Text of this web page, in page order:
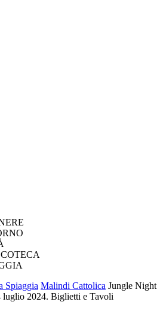
Spiaggia Malindi Cattolica Jungle Night
2024. Biglietti e Tavoli